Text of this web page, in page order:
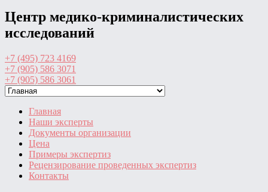
Центр медико-криминалистических
исследований
+7 (495) 723 4169
+7 (905) 586 3071
+7 (905) 586 3061
Главная
Наши эксперты
Документы организации
Цена
Примеры экспертиз
Рецензирование проведенных экспертиз
Контакты